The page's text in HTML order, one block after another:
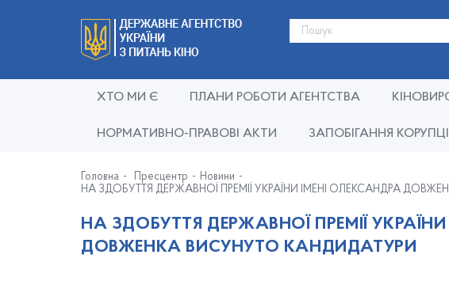
ХТО МИ Є ПЛАНИ РОБОТИ АГЕНТСТВА
НОРМАТИВНО-ПРАВОВІ АКТИ ЗАПОБІГАННЯ КОРУПЦІЇ
Головна Пресцентр
Новини
НА ЗДОБУТТЯ ДЕРЖАВНОЇ ПРЕМІЇ УКРАЇНИ ІМЕНІ ОЛЕКСАНДРА
НА ЗДОБУТТЯ ДЕРЖАВНОЇ ПРЕМІЇ
ДОВЖЕНКА ВИСУНУТО КАНДИДАТУРИ